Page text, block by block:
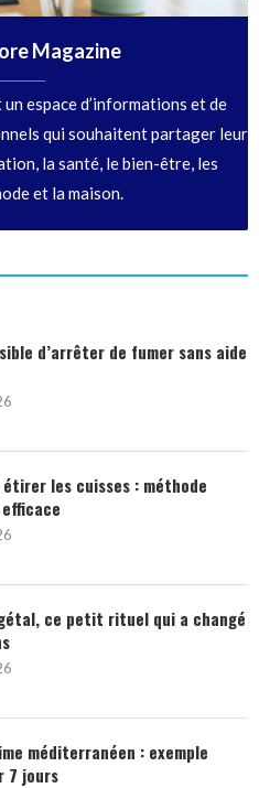
Magazine
espace d’informations et de
qui souhaitent partager leur
la santé, le bien-être, les
et la maison.
d’arrêter de fumer sans aide
étirer les cuisses : méthode
ce petit rituel qui a changé
méditerranéen : exemple
7 jours